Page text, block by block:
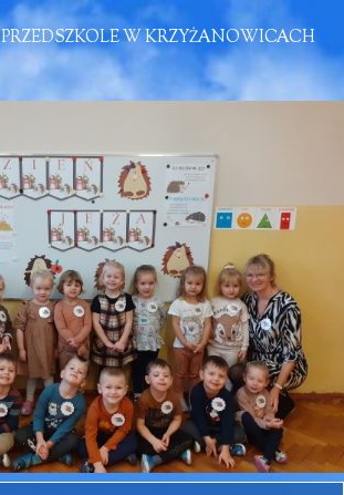
PRZEDSZKOLE W KRZYŻANOWICACH